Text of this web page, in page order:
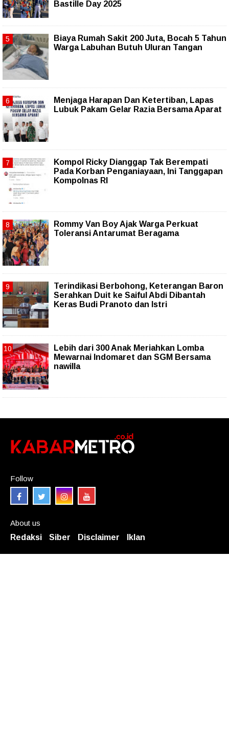
Bastille Day 2025
Biaya Rumah Sakit 200 Juta, Bocah 5 Tahun
Warga Labuhan Butuh Uluran Tangan
Menjaga Harapan Dan Ketertiban, Lapas
Lubuk Pakam Gelar Razia Bersama Aparat
Kompol Ricky Dianggap Tak Berempati
Pada Korban Penganiayaan, Ini Tanggapan
Kompolnas RI
Rommy Van Boy Ajak Warga Perkuat
Toleransi Antarumat Beragama
Terindikasi Berbohong, Keterangan Baron
Serahkan Duit ke Saiful Abdi Dibantah
Keras Budi Pranoto dan Istri
Lebih dari 300 Anak Meriahkan Lomba
Mewarnai Indomaret dan SGM Bersama
nawilla
Follow
About us
Redaksi
Siber Disclaimer Iklan